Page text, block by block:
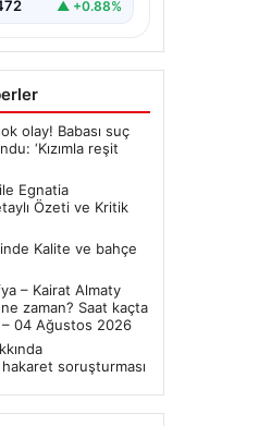
▲ +0.88%
olay! Babası suç
‘Kızımla reşit
Egnatia
Özeti ve Kritik
Kalite ve bahçe
– Kairat Almaty
ne zaman? Saat kaçta
04 Ağustos 2026
soruşturması